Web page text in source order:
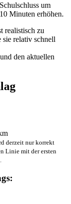
um
Minuten erhöhen.
realistisch zu
relativ schnell
den aktuellen
derzeit nur korrekt
Linie mit der ersten